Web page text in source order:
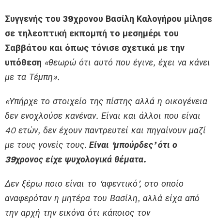
Συγγενής του 39χρονου Βασίλη Καλογήρου μίλησε
σε τηλεοπτική εκπομπή το μεσημέρι του
Σαββάτου και όπως τόνισε σχετικά με την
υπόθεση «θεωρώ ότι αυτό που έγινε, έχει να κάνει
με τα Τέμπη».
«Υπήρχε το στοιχείο της πίστης αλλά η οικογένεια
δεν ενοχλούσε κανέναν. Είναι και άλλοι που είναι
40 ετών, δεν έχουν παντρευτεί και πηγαίνουν μαζί
με τους γονείς τους. Είναι ‘μπούρδες’ ότι ο
39χρονος είχε ψυχολογικά θέματα.
Δεν ξέρω ποιο είναι το ‘αφεντικό’, στο οποίο
αναφερόταν η μητέρα του Βασίλη, αλλά είχα από
την αρχή την εικόνα ότι κάποιος τον